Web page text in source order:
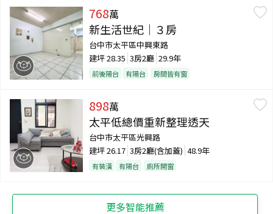
768萬
新生活世紀｜３房
台中市太平區中興東路
建坪28.35 3房2廳 29.9年
前後陽台 有陽台 房間皆有窗
898萬
太平低總價重新整理透天
台中市太平區光興路
建坪26.17 3房2廳(含加蓋) 48.9年
有裝潢 有陽台 廁所開窗
更多智能推薦